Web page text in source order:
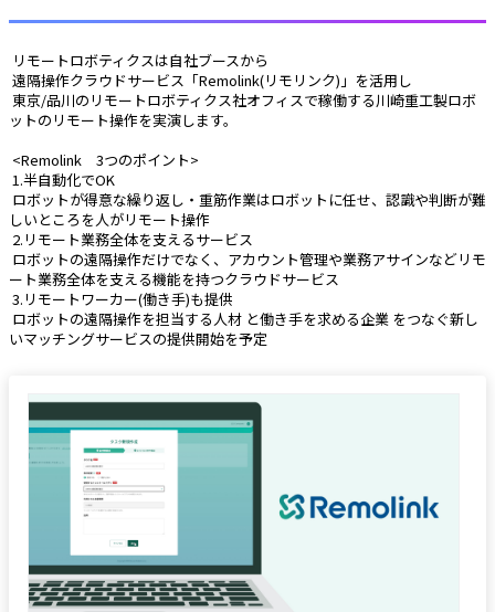
リモートロボティクスは自社ブースから
遠隔操作クラウドサービス「Remolink(リモリンク)」を活用し
ットのリモート操作を実演します。
<Remolink　3つのポイント>
1.半自動化でOK
しいところを人がリモート操作
2.リモート業務全体を支えるサービス
ート業務全体を支える機能を持つクラウドサービス
3.リモートワーカー(働き手)も提供
いマッチングサービスの提供開始を予定